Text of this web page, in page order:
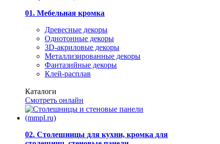
01. Мебельная кромка
Древесные декоры
Однотонные декоры
3D-акриловые декоры
Металлизированные декоры
Фантазийные декоры
Клей-расплав
Каталоги
Смотреть онлайн
02. Столешницы для кухни, кромка для